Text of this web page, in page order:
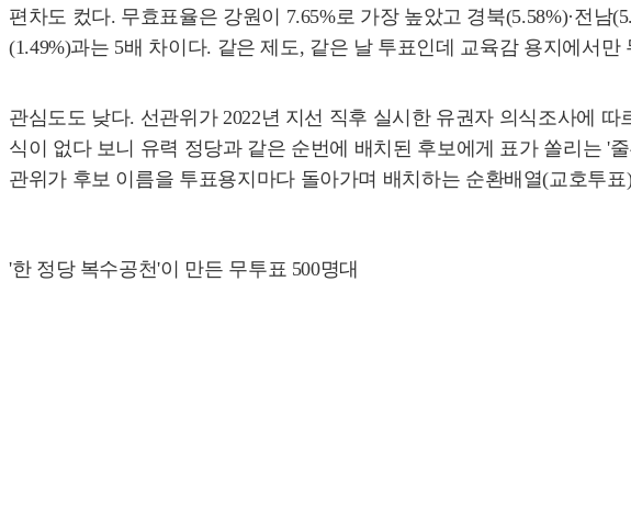
편차도 컸다. 무효표율은 강원이 7.65%로 가장 높았고 경북(5.58%)·전남
(1.49%)과는 5배 차이다. 같은 제도, 같은 날 투표인데 교육감 용지에서만
관심도도 낮다. 선관위가 2022년 지선 직후 실시한 유권자 의식조사에
식이 없다 보니 유력 정당과 같은 순번에 배치된 후보에게 표가 쏠리는 '
관위가 후보 이름을 투표용지마다 돌아가며 배치하는 순환배열(교호투
'한 정당 복수공천'이 만든 무투표 500명대